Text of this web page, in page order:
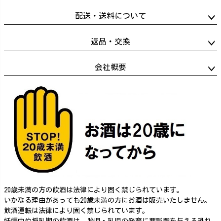
配送・送料について
返品・交換
会社概要
20歳未満の方の飲酒は法律により固く禁じられています。
いかなる理由があっても20歳未満の方にお酒は販売いたしません。
飲酒運転は法律により固く禁じられています。